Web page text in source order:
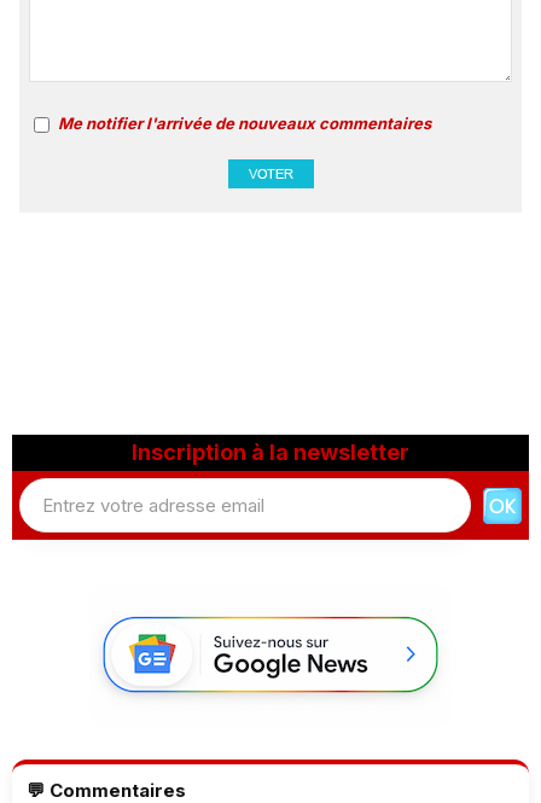
Me notifier l'arrivée de nouveaux commentaires
Inscription à la newsletter
💬 Commentaires